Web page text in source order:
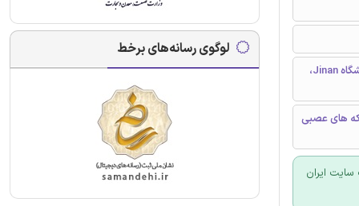
آزمایشگاه های کلیدی شبکه های مبتنی بر محاسبات هوشمند شاندونگ، دانشگاه Jinan،
های عصبی
ایران
لوگوی رسانه‌های برخط